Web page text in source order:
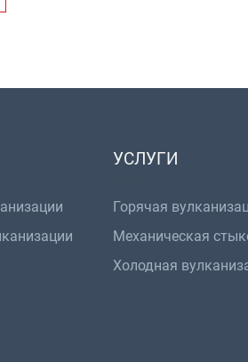
УСЛУГИ
Горячая
Механическая
Холодная